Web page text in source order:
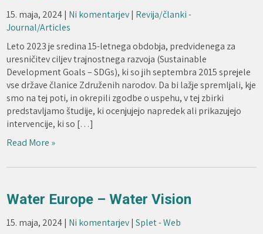
15. maja, 2024| Ni komentarjev| Revija/članki -
Journal/Articles
Leto 2023 je sredina 15-letnega obdobja, predvidenega za
uresničitev ciljev trajnostnega razvoja (Sustainable
Development Goals – SDGs), ki so jih septembra 2015 sprejele
vse države članice Združenih narodov. Da bi lažje spremljali, kje
smo na tej poti, in okrepili zgodbe o uspehu, v tej zbirki
predstavljamo študije, ki ocenjujejo napredek ali prikazujejo
intervencije, ki so […]
Read More »
Water Europe – Water Vision
15. maja, 2024| Ni komentarjev|Splet - Web